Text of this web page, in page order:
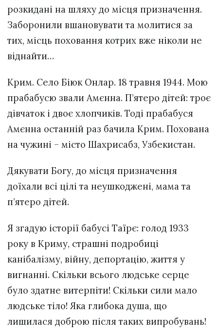
розкидані на шляху до місця призначення.
Заборонили вшановувати та молитися за
тих, місць поховання котрих вже ніколи не
віднайти…
Крим. Село Біюк Онлар. 18 травня 1944. Мою
прабабусю звали Амєнна. П’ятеро дітей: троє
дівчаток і двоє хлопчиків. Тоді прабабуся
Амєнна останній раз бачила Крим. Похована
на чужині – місто Шахрисабз, Узбекистан.
Дякувати Богу, до місця призначення
доїхали всі цілі та неушкоджені, мама та
п’ятеро дітей.
Я згадую історії бабусі Таїрє: голод 1933
року в Криму, страшні подробиці
канібалізму, війну, депортацію, життя у
вигнанні. Скільки всього людське серце
було здатне витерпіти! Скільки сили мало
людське тіло! Яка глибока душа, що
лишилася доброю після таких випробувань!